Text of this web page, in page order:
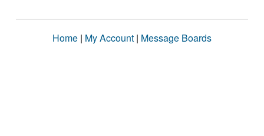
Home | My Account | Message Boards